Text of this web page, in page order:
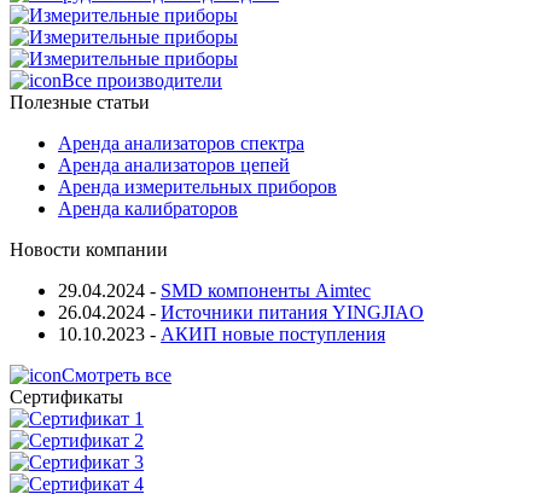
Все производители
Полезные статьи
Аренда анализаторов спектра
Аренда анализаторов цепей
Аренда измерительных приборов
Аренда калибраторов
Новости компании
29.04.2024 - SMD компоненты Aimtec
26.04.2024 - Источники питания YINGJIAO
10.10.2023 - АКИП новые поступления
Смотреть все
Сертификаты